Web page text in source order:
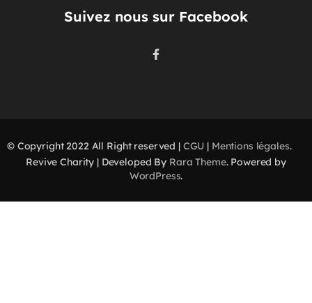
Suivez nous sur Facebook
© Copyright 2022 All Right reserved | CGU | Mentions légales.
Revive Charity | Developed By Rara Theme. Powered by
WordPress.